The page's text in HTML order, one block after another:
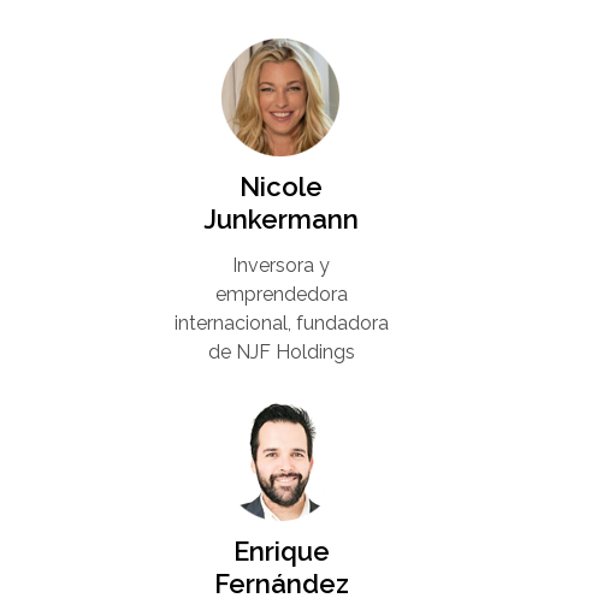
Nicole
Junkermann​
Inversora y
emprendedora
internacional, fundadora
de NJF Holdings
Enrique
Fernández